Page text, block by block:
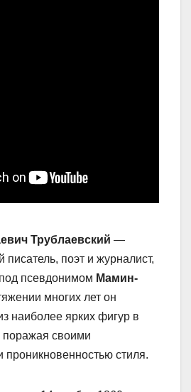
Трублаевский —
писатель, поэт и журналист,
псевдонимом Мамин-
многих лет он
наиболее ярких фигур в
поражая своими
проникновенностью стиля.